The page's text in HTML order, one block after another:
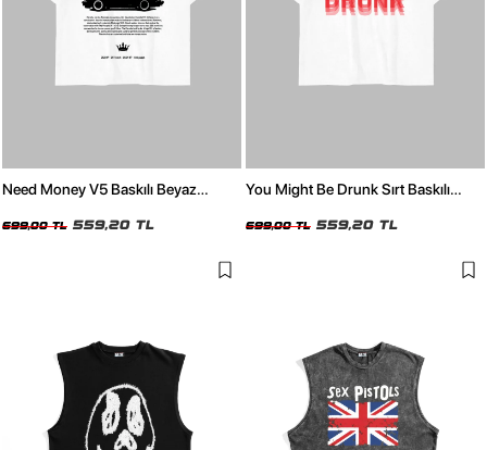
Need Money V5 Baskılı Beyaz
699,00 TL 559,20 TL
You Might Be Drunk Sırt Baskılı
699,00 TL 559,20 TL